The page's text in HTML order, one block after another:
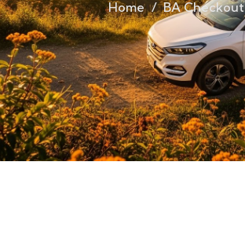
Home BA Checkout